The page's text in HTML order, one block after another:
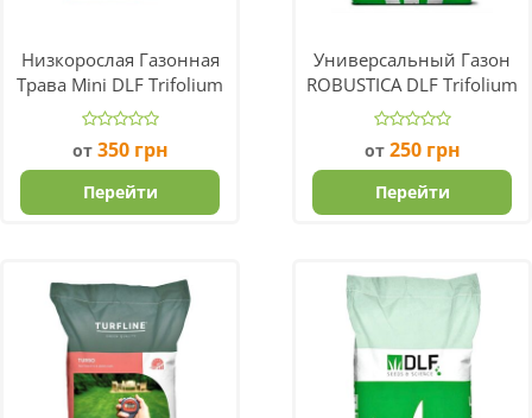
Низкорослая Газонная
Трава Mini DLF Trifolium
от 350 грн
Перейти
Универсальный Газон
ROBUSTICA DLF Trifolium
от 250 грн
Перейти